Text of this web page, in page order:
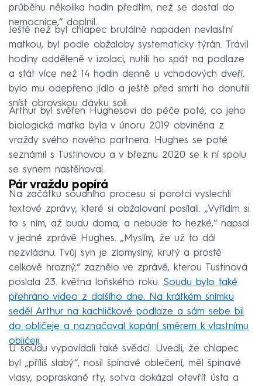
průběhu několika hodin předtím, než se dostal do
nemocnice,“ doplnil.
Ještě než byl chlapec brutálně napaden nevlastní
matkou, byl podle obžaloby systematicky týrán. Trávil
hodiny odděleně v izolaci, nutili ho spát na podlaze
a stát více než 14 hodin denně u vchodových dveří,
bylo mu odepřeno jídlo a ještě před smrtí ho donutili
sníst obrovskou dávku soli.
Arthur byl svěřen Hughesovi do péče poté, co jeho
biologická matka byla v únoru 2019 obviněna z
vraždy svého nového partnera. Hughes se poté
seznámil s Tustinovou a v březnu 2020 se k ní spolu
se synem nastěhoval.
Pár vraždu popírá
Na začátku soudního procesu si porotci vyslechli
textové zprávy, které si obžalovaní posílali. „Vyřídím si
to s ním, až budu doma, a nebude to hezké,“ napsal
v jedné zprávě Hughes. „Myslím, že už to dál
nezvládnu. Tvůj syn je zlomyslný, krutý a prostě
celkově hrozný,“ zaznělo ve zprávě, kterou Tustinová
poslala 23. května loňského roku. Soudu bylo také
přehráno video z dalšího dne. Na krátkém snímku
seděl Arthur na kachličkové podlaze a sám sebe bil
do obličeje a naznačoval kopání směrem k vlastnímu
obličeji.
U soudu vypovídali také svědci. Uvedli, že chlapec
byl „příliš slabý“, nosil špinavé oblečení, měl špinavé
vlasy, popraskané rty, sotva dokázal otevřít ústa a